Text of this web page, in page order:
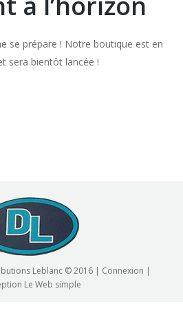
se prépare ! Notre boutique est en
sera bientôt lancée !
Leblanc © 2016 | Connexion |
Le Web simple